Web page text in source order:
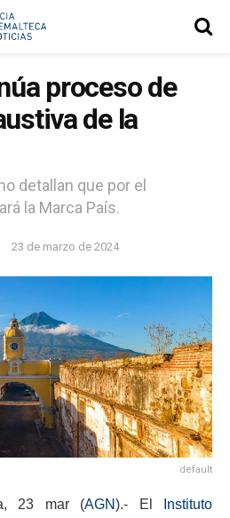
proceso de
de la
detallan que por el
la Marca País.
23 de marzo de 2024
default
23 mar (AGN).- El
Instituto